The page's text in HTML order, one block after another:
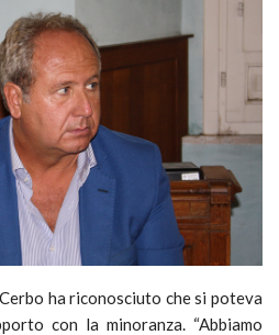
ha riconosciuto che si poteva
con la minoranza. “Abbiamo